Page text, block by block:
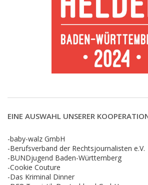
EINE AUSWAHL UNSERER
-baby-walz GmbH
-Berufsverband der Rechtsjournalisten e.V.
-BUNDjugend Baden-Württemberg
-Cookie Couture
-Das Kriminal Dinner